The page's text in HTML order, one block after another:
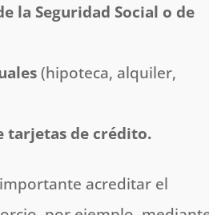
la Seguridad Social o de
(hipoteca, alquiler,
tarjetas de crédito.
acreditar el